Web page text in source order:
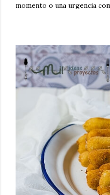
momento o una urgencia